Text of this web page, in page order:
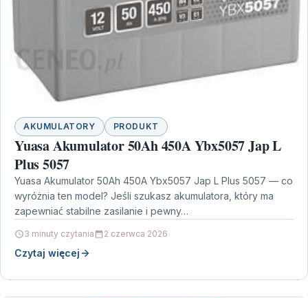
AKUMULATORY PRODUKT
Yuasa Akumulator 50Ah 450A Ybx5057 Jap L
Plus 5057
Yuasa Akumulator 50Ah 450A Ybx5057 Jap L Plus 5057 — co
wyróżnia ten model? Jeśli szukasz akumulatora, który ma
zapewniać stabilne zasilanie i pewny…
3 minuty czytania 2 czerwca 2026
Czytaj więcej